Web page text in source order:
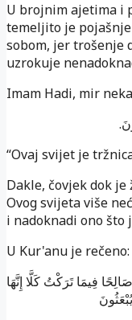
U brojnim ajetima i
temeljito je
sobom, jer trošenje
uzrokuje
Imam Hadi, mir
“Ovaj svijet je
Dakle, čovjek dok
Ovog svijeta više
i nadoknadi ono što
U Kur'anu je rečeno:
فِيمَا تَرَكْتُ كَلَّا إِنَّهَا